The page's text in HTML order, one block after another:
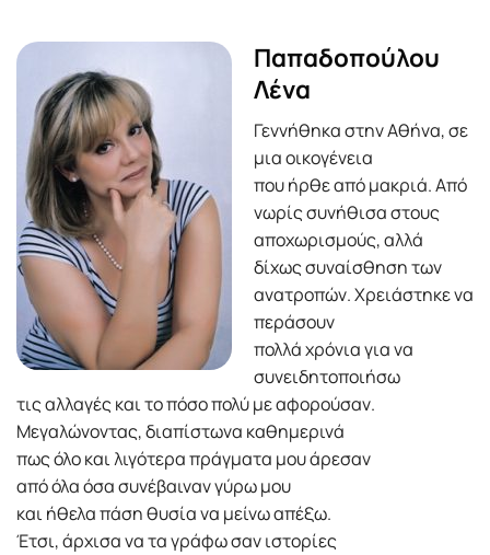
Παπαδοπούλου
Λένα
Γεννήθηκα στην Αθήνα, σε
μια οικογένεια
που ήρθε από μακριά. Από
νωρίς συνήθισα στους
αποχωρισμούς, αλλά
δίχως συναίσθηση των
ανατροπών. Χρειάστηκε να
περάσουν
πολλά χρόνια για να
συνειδητοποιήσω
τις αλλαγές και το πόσο πολύ με αφορούσαν.
Μεγαλώνοντας, διαπίστωνα καθημερινά
πως όλο και λιγότερα πράγματα μου άρεσαν
από όλα όσα συνέβαιναν γύρω μου
και ήθελα πάση θυσία να μείνω απέξω.
Έτσι, άρχισα να τα γράφω σαν ιστορίες